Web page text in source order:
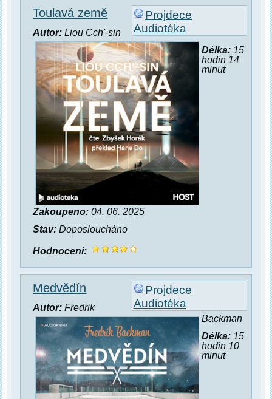
Projdece
Audiotéka
Toulavá země
Autor: Liou Cch'-sin
Délka:15
hodin 14
minut
Zakoupeno: 04. 06. 2025
Stav: Doposloucháno
Hodnocení:
Projdece
Audiotéka
Medvědín
Autor: Fredrik
Backman
Délka:15
hodin 10
minut